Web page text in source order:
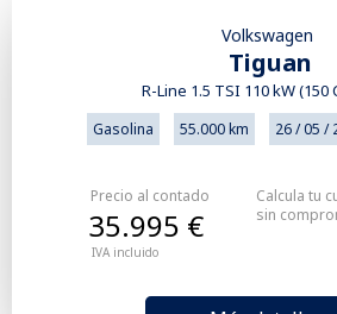
Volkswagen
Tiguan
R-Line 1.5 TSI 110 kW (150
Gasolina 55.000 km 26 / 05 /
Precio al contado
IVA incluido
35.995 €
Calcula tu
sin